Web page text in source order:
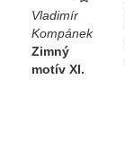
Vladimír
Kompánek
Zimný
motív XI.